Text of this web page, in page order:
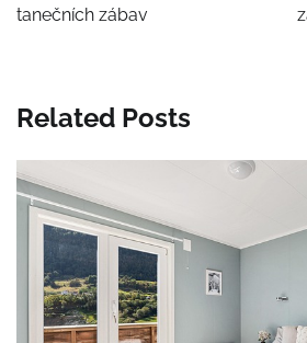
příspěvek
tanečních zábav
Related Posts